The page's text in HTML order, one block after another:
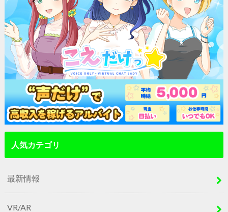
人気カテゴリ
最新情報
VR/AR